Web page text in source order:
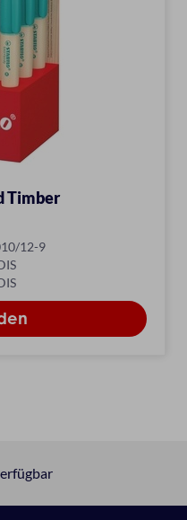
Timber
12-9